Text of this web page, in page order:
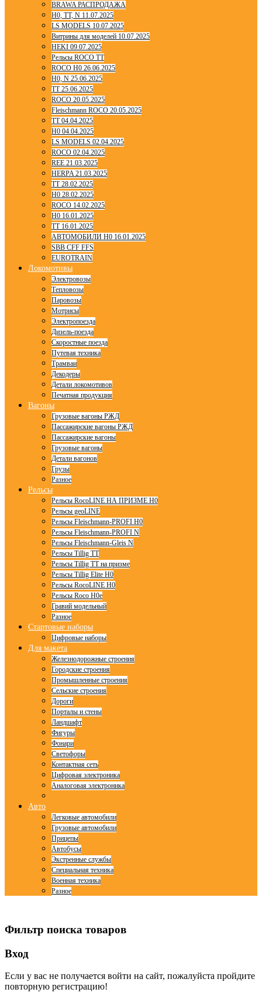
BRAWA РАСПРОДАЖА
H0, TT, N 11.07.2025
LS MODELS 10.07.2025
Витрины для моделей 10.07.2025
HEKI 09.07.2025
Рельсы ROCO TT
ROCO H0 26.06.2025
H0, N 25.06.2025
TT 25.06.2025
ROCO 20.05.2025
Fleischmann ROCO 20.05.2025
TT 04.04.2025
H0 04.04.2025
LS MODELS 02.04.2025
ROCO 02.04.2025
REE 21.03.2025
HERPA 21.03.2025
TT 28.02.2025
H0 28.02.2025
ROCO 14.02.2025
H0 16.01.2025
TT 16.01.2025
АВТОМОБИЛИ H0 16.01.2025
SBB CFF FFS
EUROTRAIN
Локомотивы
Электровозы
Тепловозы
Паровозы
Мотрисы
Электропоезда
Дизель-поезда
Скоростные поезда
Путевая техника
Трамваи
Декодеры
Детали локомотивов
Печатная продукция
Вагоны
Грузовые вагоны РЖД
Пассажирские вагоны РЖД
Пассажирские вагоны
Грузовые вагоны
Детали вагонов
Грузы
Разное
Рельсы
Рельсы RocoLINE НА ПРИЗМЕ H0
Рельсы geoLINE
Рельсы Fleischmann-PROFI H0
Рельсы Fleischmann-PROFI N
Рельсы Fleischmann-Gleis N
Рельсы Tillig TT
Рельсы Tillig TT на призме
Рельсы Tillig Elite H0
Рельсы RocoLINE H0
Рельсы Roco H0e
Гравий модельный
Разное
Стартовые наборы
Цифровые наборы
Для макета
Железнодорожные строения
Городские строения
Промышленные строения
Сельские строения
Дороги
Порталы и стены
Ландшафт
Фигуры
Фонари
Светофоры
Контактная сеть
Цифровая электроника
Аналоговая электроника
Авто
Легковые автомобили
Грузовые автомобили
Прицепы
Автобусы
Экстренные службы
Специальная техника
Военная техника
Разное
Фильтр поиска товаров
Вход
Если у вас не получается войти на сайт, пожалуйста пройдите
повторную регистрацию!